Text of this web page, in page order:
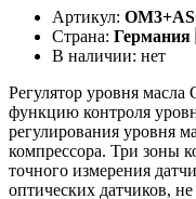
Артикул:
Страна: Германия
В наличии: нет
Регулятор уровня
функцию контроля
регулирования уровня
компрессора. Три зоны
точного измерения
оптических датчиков,